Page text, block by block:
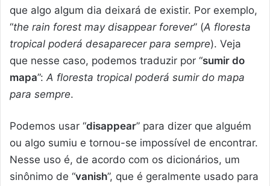
que algo algum dia deixará de existir. Por exemplo,
“the rain forest may disappear forever” (A floresta
tropical poderá desaparecer para sempre). Veja
que nesse caso, podemos traduzir por “sumir do
mapa”: A floresta tropical poderá sumir do mapa
para sempre.
Podemos usar “disappear” para dizer que alguém
ou algo sumiu e tornou-se impossível de encontrar.
Nesse uso é, de acordo com os dicionários, um
sinônimo de “vanish”, que é geralmente usado para